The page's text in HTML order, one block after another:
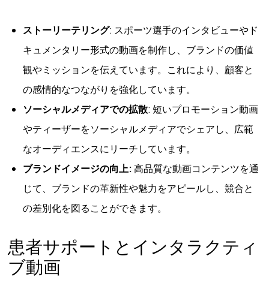
ストーリーテリング: スポーツ選手のインタビューやド
キュメンタリー形式の動画を制作し、ブランドの価値
観やミッションを伝えています。これにより、顧客と
の感情的なつながりを強化しています。
ソーシャルメディアでの拡散: 短いプロモーション動画
やティーザーをソーシャルメディアでシェアし、広範
なオーディエンスにリーチしています。
ブランドイメージの向上:高品質な動画コンテンツを通
じて、ブランドの革新性や魅力をアピールし、競合と
の差別化を図ることができます。
患者サポートとインタラクティ
ブ動画